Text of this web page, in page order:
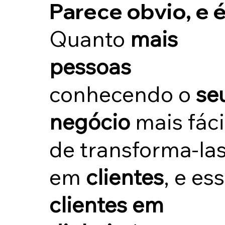
Parece obvio, e
Quanto mais
pessoas
conhecendo o
negócio mais
de transforma-
em clientes, e
clientes em